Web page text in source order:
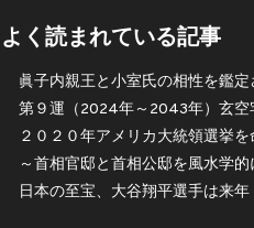
よく読まれている記事
眞子内親王と小室氏の相性を鑑
第９運（2024年～2043年）玄空
２０２０年アメリカ大統領選挙
～首相官邸と首相公邸を風水学
日本の至宝、大谷翔平選手は来